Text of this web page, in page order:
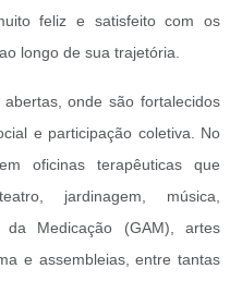
feliz e satisfeito com os
longo de sua trajetória.
onde são fortalecidos
e participação coletiva. No
oficinas terapêuticas que
jardinagem, música,
da Medicação (GAM), artes
e assembleias, entre tantas